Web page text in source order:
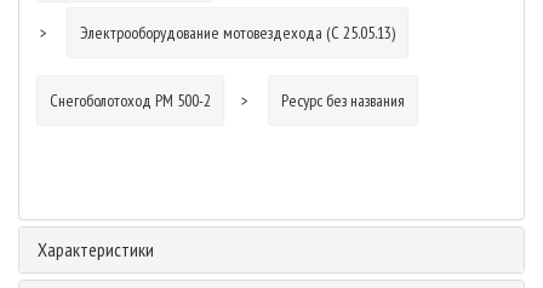
Электрооборудование мотовездехода (С 25.05.13)
Снегоболотоход РМ 500-2 Ресурс без названия
Характеристики